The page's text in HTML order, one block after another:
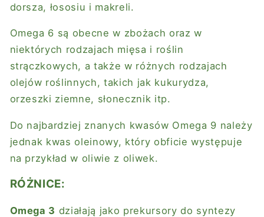
dorsza, łososiu i makreli.
Omega 6 są obecne w zbożach oraz w
niektórych rodzajach mięsa i roślin
strączkowych, a także w różnych rodzajach
olejów roślinnych, takich jak kukurydza,
orzeszki ziemne, słonecznik itp.
Do najbardziej znanych kwasów Omega 9 należy
jednak kwas oleinowy, który obficie występuje
na przykład w oliwie z oliwek.
RÓŻNICE:
Omega 3 działają jako prekursory do syntezy